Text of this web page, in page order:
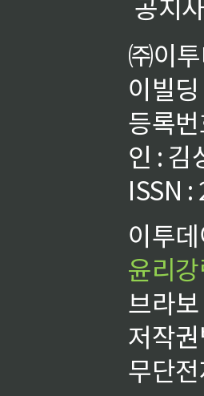
공지
㈜이
이빌
등록
인 : 김
ISSN
이투
윤리
브라
저작
무단